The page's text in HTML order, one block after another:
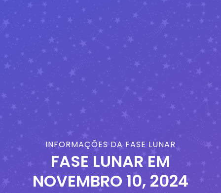
INFORMAÇÕES DA FASE LUNAR
FASE LUNAR EM
NOVEMBRO 10, 2024